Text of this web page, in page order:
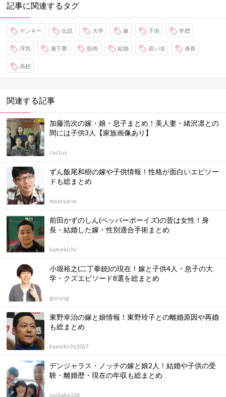
記事に関連するタグ
ヤンキー 伝説 大学 嫁 子供 学歴
浮気 瀬下豊 筋肉 結婚 若い頃 身長
高校
関連する記事
加藤浩次の嫁・娘・息子まとめ！美人妻・緒沢凛との
間には子供3人【家族画像あり】
cactus
ずん飯尾和樹の嫁や子供情報！性格が面白いエピソー
ドも総まとめ
maasyacw
前田かずのしん(ペッパーボーイズ)の昔は女性！身
長・結婚した嫁・性別適合手術まとめ
kamekichi
小堀裕之(二丁拳銃)の現在！嫁と子供4人・息子の大
学・クズエピソード8選を総まとめ
gurung
東野幸治の嫁と娘情報！東野玲子との離婚原因や再婚
も総まとめ
kamekichi2017
デンジャラス・ノッチの嫁と娘2人！結婚や子供の受
験・離婚歴・現在の年収も総まとめ
yujitake226